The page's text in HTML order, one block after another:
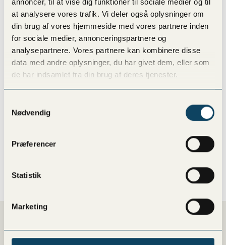
annoncer, til at vise dig funktioner til sociale medier og til
at analysere vores trafik. Vi deler også oplysninger om
din brug af vores hjemmeside med vores partnere inden
for sociale medier, annonceringspartnere og
analysepartnere. Vores partnere kan kombinere disse
data med andre oplysninger, du har givet dem, eller som
de har indsamlet fra din brug af deres tjenester.
Nødvendig
Præferencer
Statistik
Marketing
Jeg er selvfølgelig meget taknemlig for at have vundet
prisen. Det er et kæmpe klap på skulderen, og jeg blev
utrolig glad, da jeg vandt titlen. Jeg ser det som om, jeg har
vundet prisen med hele mit hold bag baren, samt alle de
andre kollegaer, jeg har arbejdet med, da de jo også er en
stor faktor for, at jeg har det så sjovt bag baren og dermed
bidrager til, at jeg glæder mig til at komme på arbejde hver
Derfor står pokalen naturligvis nede i min bar, så alle
Order directly from your phone and enjoy a host of benefits.